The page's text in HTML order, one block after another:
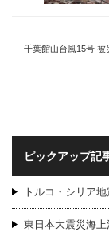
千葉館山台風15号 被
ピックアップ記
トルコ・シリア
東日本大震災海